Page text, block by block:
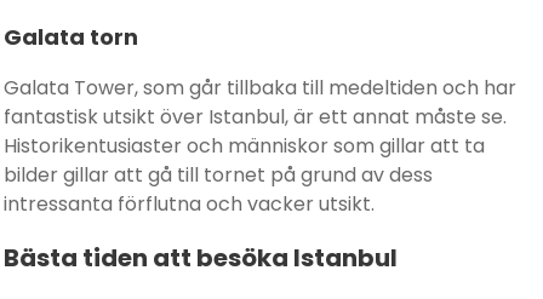
Galata torn
Galata Tower, som går tillbaka till medeltiden och har
fantastisk utsikt över Istanbul, är ett annat måste se.
Historikentusiaster och människor som gillar att ta
bilder gillar att gå till tornet på grund av dess
intressanta förflutna och vacker utsikt.
Bästa tiden att besöka Istanbul